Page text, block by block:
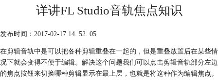
详讲FL Studio音轨焦点知识
发布时间：2017-02-17 14: 52: 05
在剪辑音轨中是可以把各种剪辑重叠在一起的，但是重叠放置后在某些情
况下就会变得不便于编辑。解决这个问题我们可以点击剪辑音轨部分左边
的焦点按钮来切换哪种剪辑显示在最上层，也就是将这种作为编辑焦点。